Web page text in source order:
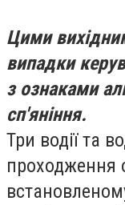
Цими
випадки
з ознаками
сп'яніння.
Три водії та
проходження